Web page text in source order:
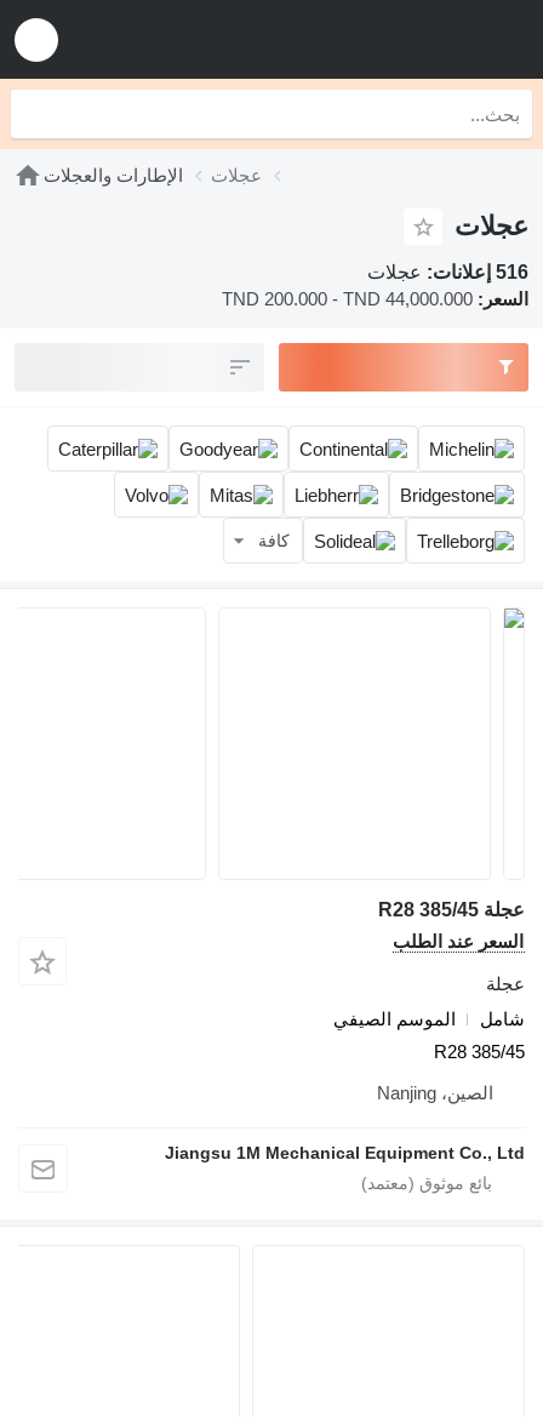
الإطارات والعجلات عجلات
عجلات
516 إعلانات:
عجلات
السعر: TND 200.000 - TND 44,000.000
كافة
عجلة 385/45 R28
السعر عند الطلب
عجلة
شامل
الموسم الصيفي
385/45 R28
الصين، Nanjing
Jiangsu 1M Mechanical Equipment Co., Ltd